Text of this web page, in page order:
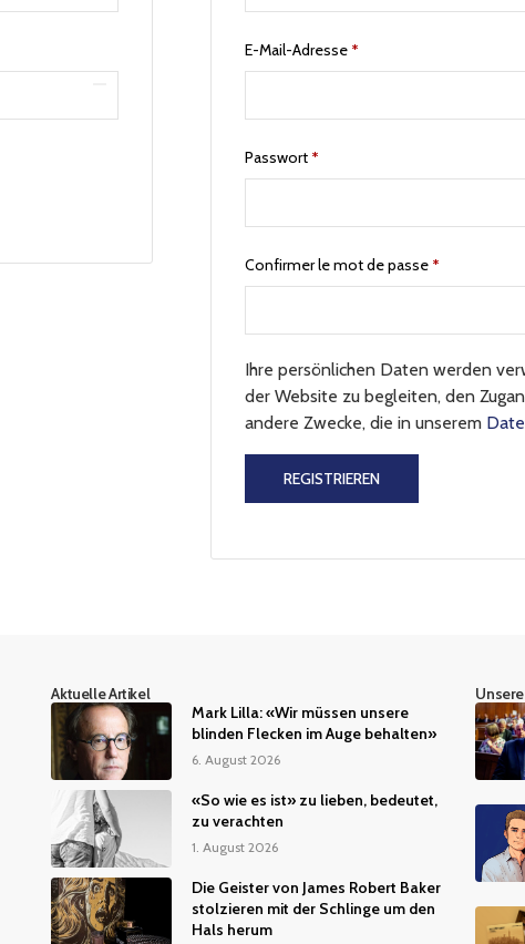
E-Mail-Adresse *
Passwort *
Confirmer le mot de passe *
Ihre persönlichen Daten werden
der Website zu begleiten, den
andere Zwecke, die in unserem
REGISTRIEREN
Aktuelle Artikel
Mark Lilla: «Wir müssen unsere
blinden Flecken im Auge behalten»
6. August 2026
«So wie es ist» zu lieben, bedeutet,
zu verachten
1. August 2026
Die Geister von James Robert Baker
stolzieren mit der Schlinge um den
Hals herum